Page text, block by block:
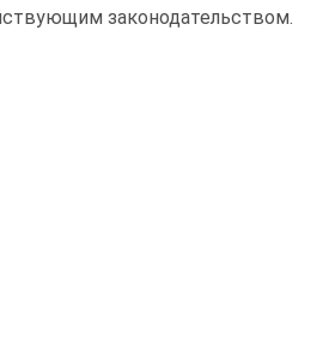
законодательством.